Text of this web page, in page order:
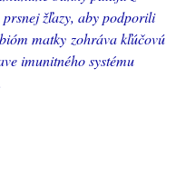
žľazy, aby podporili
matky zohráva kľúčovú
imunitného systému